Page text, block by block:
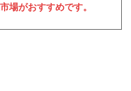
場がおすすめです。